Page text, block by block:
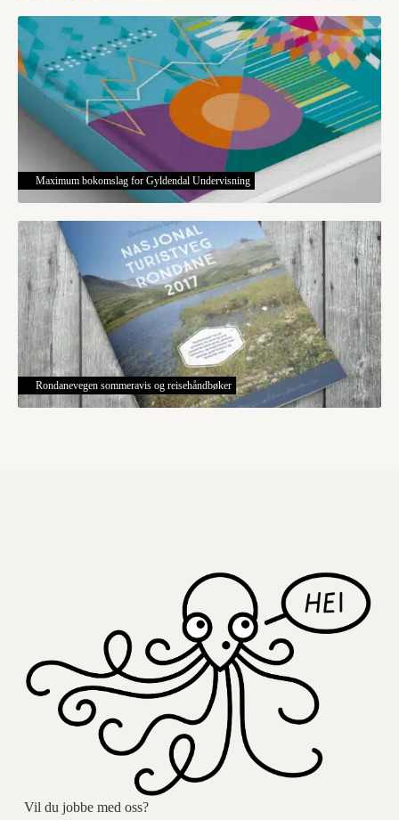
Maximum bokomslag for Gyldendal Undervisning
Rondanevegen sommeravis og reisehåndbøker
Vil du jobbe med oss?